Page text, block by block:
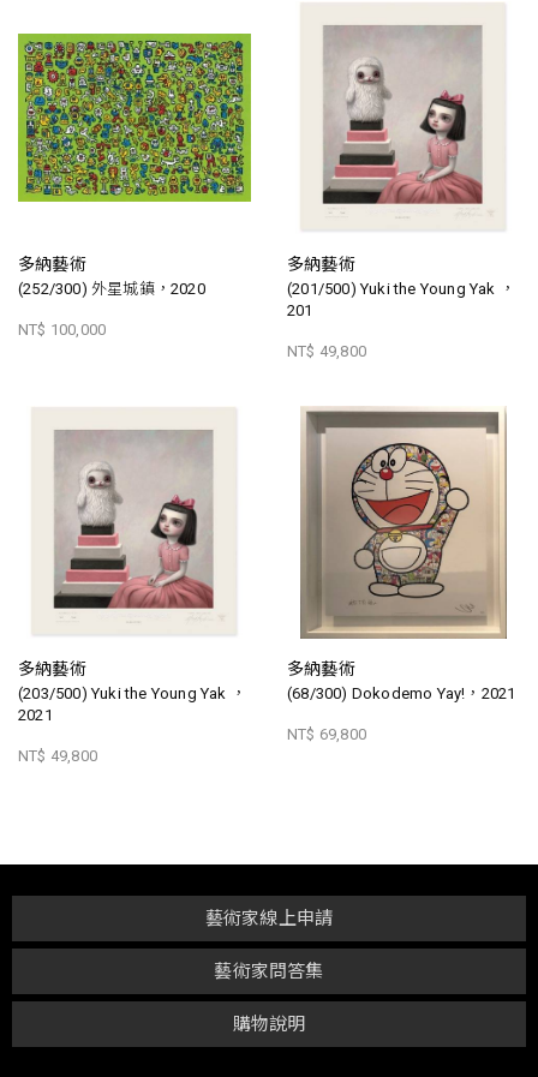
多納藝術
(252/300) 外星城鎮，2020
NT$ 100,000
多納藝術
(201/500) Yuki the Young Yak ，
201
NT$ 49,800
多納藝術
(203/500) Yuki the Young Yak ，
2021
NT$ 49,800
多納藝術
(68/300) Dokodemo Yay!，2021
NT$ 69,800
購物說明
藝術家問答集
藝術家線上申請